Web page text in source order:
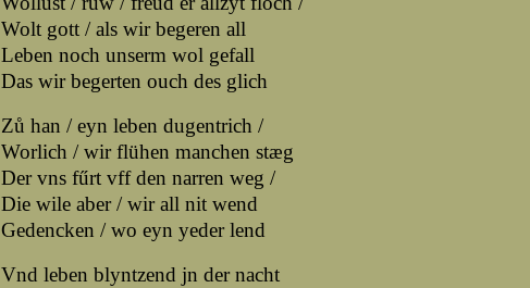
Wolt gott / als wir begeren all
Leben noch unserm wol gefall
Das wir begerten ouch des glich
Zů han / eyn leben dugentrich /
Worlich / wir flühen manchen stæg
Der vns fűrt vff den narren weg /
Die wile aber / wir all nit wend
Gedencken / wo eyn yeder lend
Vnd leben blyntzend jn der nacht